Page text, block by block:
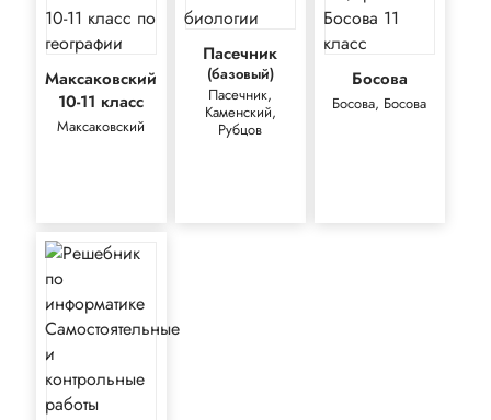
Максаковский
10-11 класс
Максаковский
Пасечник
(базовый)
Пасечник,
Каменский,
Рубцов
Босова
Босова, Босова